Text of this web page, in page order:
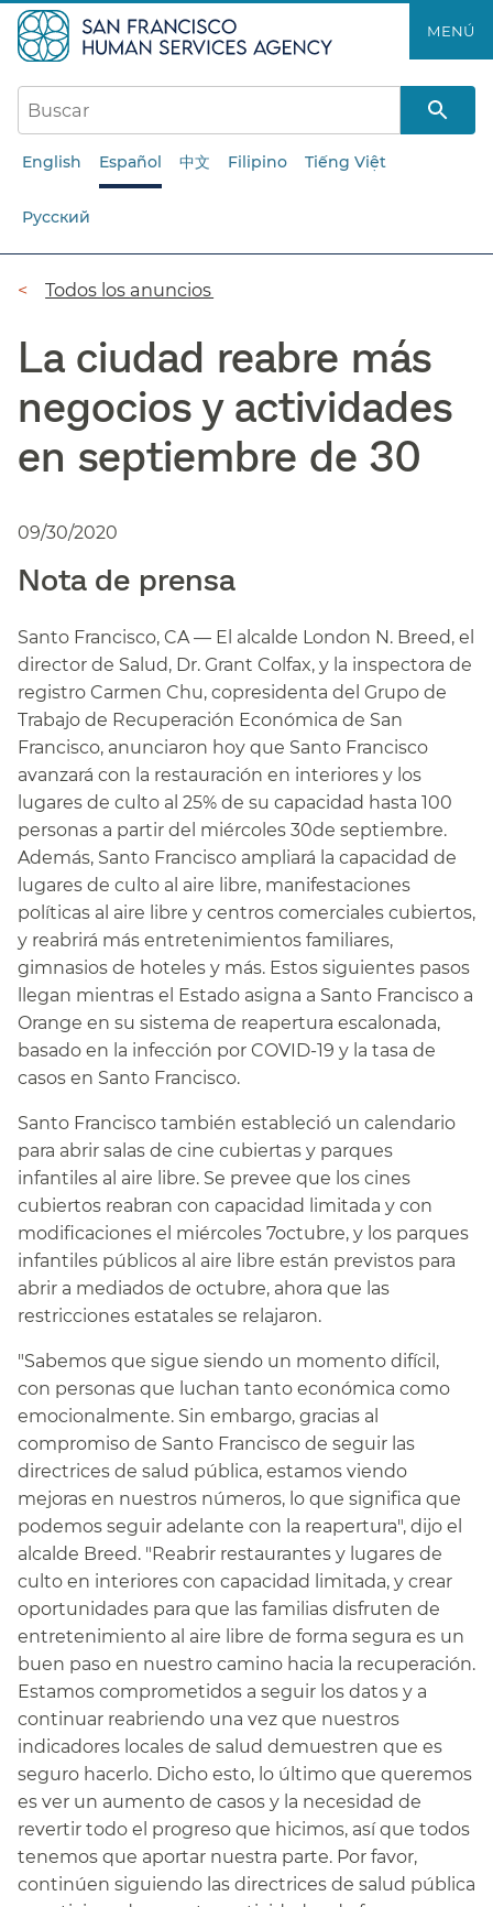
al
contenido
principal​​
MENÚ​​
English Español 中文 Filipino Tiếng Việt
Русский
Ruta
navegación​​
Todos los anuncios​​
La ciudad reabre más
negocios y actividades
en septiembre de 30​​
09/30/2020
Nota de prensa​​
Santo Francisco, CA — El alcalde London N. Breed, el
director de Salud, Dr. Grant Colfax, y la inspectora de
registro Carmen Chu, copresidenta del Grupo de
Trabajo de Recuperación Económica de San
Francisco, anunciaron hoy que Santo Francisco
avanzará con la restauración en interiores y los
lugares de culto al 25% de su capacidad hasta 100
personas a partir del miércoles 30de septiembre.
Además, Santo Francisco ampliará la capacidad de
lugares de culto al aire libre, manifestaciones
políticas al aire libre y centros comerciales cubiertos,
y reabrirá más entretenimientos familiares,
gimnasios de hoteles y más. Estos siguientes pasos
llegan mientras el Estado asigna a Santo Francisco a
Orange en su sistema de reapertura escalonada,
basado en la infección por COVID-19 y la tasa de
casos en Santo Francisco.​​
Santo Francisco también estableció un calendario
para abrir salas de cine cubiertas y parques
infantiles al aire libre. Se prevee que los cines
cubiertos reabran con capacidad limitada y con
modificaciones el miércoles 7octubre, y los parques
infantiles públicos al aire libre están previstos para
abrir a mediados de octubre, ahora que las
restricciones estatales se relajaron.​​
"Sabemos que sigue siendo un momento difícil,
con personas que luchan tanto económica como
emocionalmente. Sin embargo, gracias al
compromiso de Santo Francisco de seguir las
directrices de salud pública, estamos viendo
mejoras en nuestros números, lo que significa que
podemos seguir adelante con la reapertura", dijo el
alcalde Breed. "Reabrir restaurantes y lugares de
culto en interiores con capacidad limitada, y crear
oportunidades para que las familias disfruten de
entretenimiento al aire libre de forma segura es un
buen paso en nuestro camino hacia la recuperación.
Estamos comprometidos a seguir los datos y a
continuar reabriendo una vez que nuestros
indicadores locales de salud demuestren que es
seguro hacerlo. Dicho esto, lo último que queremos
es ver un aumento de casos y la necesidad de
revertir todo el progreso que hicimos, así que todos
tenemos que aportar nuestra parte. Por favor,
continúen siguiendo las directrices de salud pública